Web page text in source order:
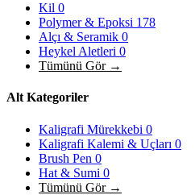
Kil 0
Polymer & Epoksi 178
Alçı & Seramik 0
Heykel Aletleri 0
Tümünü Gör →
Alt Kategoriler
Kaligrafi Mürekkebi 0
Kaligrafi Kalemi & Uçları 0
Brush Pen 0
Hat & Sumi 0
Tümünü Gör →